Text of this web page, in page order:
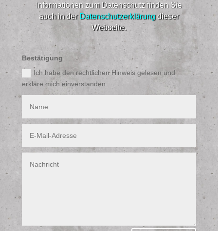
Informationen zum Datenschutz finden Sie
auch in derDatenschutzerklärungdieser
Webseite.​
Bestätigung
Ich habe den rechtlichen Hinweis gelesen und
erkläre mich einverstanden.